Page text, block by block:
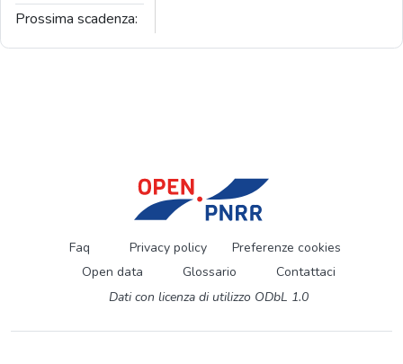
Prossima scadenza:
Faq Privacy policy
Preferenze cookies
Open data
Glossario
Contattaci
Dati con licenza di utilizzo ODbL 1.0